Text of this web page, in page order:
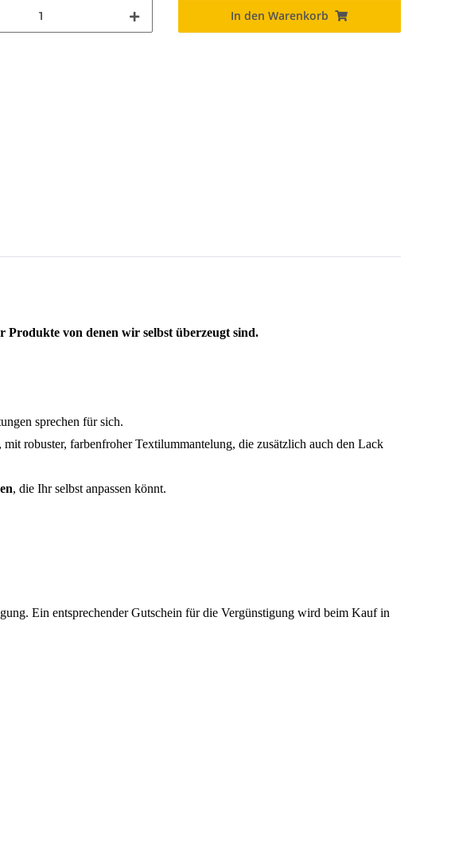
In den Warenkorb
von denen wir selbst überzeugt sind.
sprechen für sich.
robuster, farbenfroher Textilummantelung, die zusätzlich auch den Lack
, die Ihr selbst anpassen könnt.
Ein entsprechender Gutschein für die Vergünstigung wird beim Kauf in